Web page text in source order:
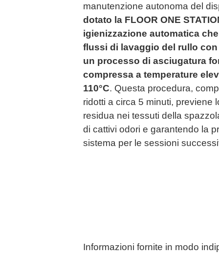
manutenzione autonoma del
dotato la FLOOR ONE
igienizzazione automatica
flussi di lavaggio del rullo
un processo di asciugatura
compressa a temperature
110°C. Questa procedura,
ridotti a circa 5 minuti, previene
residua nei tessuti della
di cattivi odori e garantendo la
sistema per le sessioni
Informazioni fornite in modo